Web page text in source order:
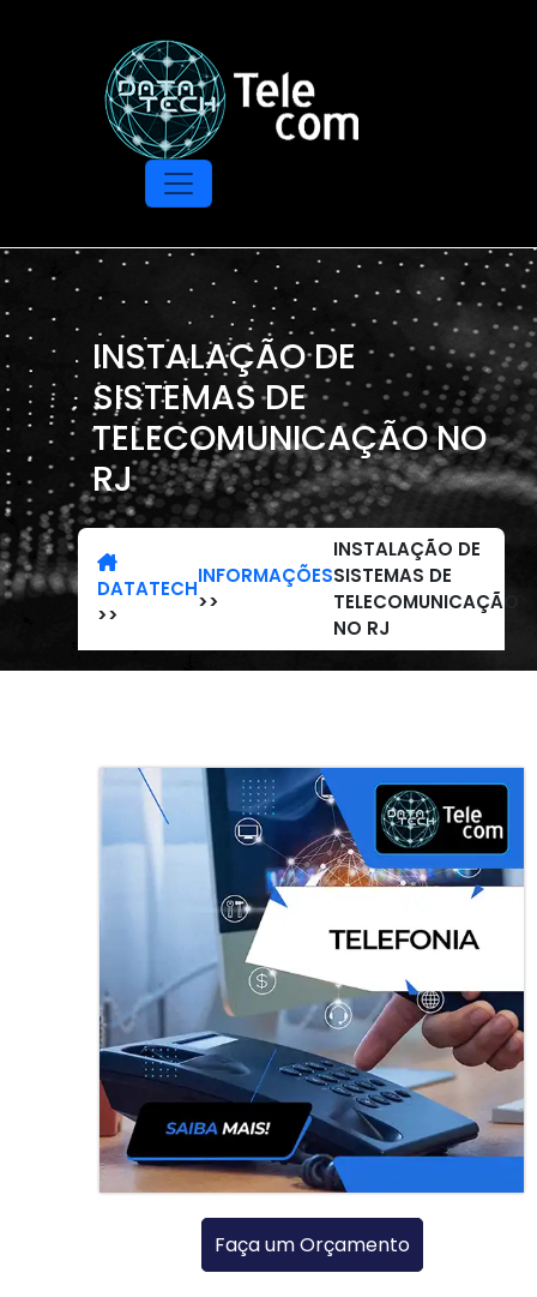
INSTALAÇÃO DE
SISTEMAS DE
TELECOMUNICAÇÃO NO
RJ
DATATECH
>>
INFORMAÇÕES
>>
INSTALAÇÃO DE
SISTEMAS DE
TELECOMUNICAÇÃO
NO RJ
Faça um Orçamento